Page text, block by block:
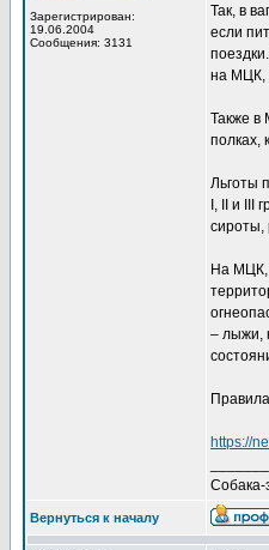
Зарегистрирован:
19.06.2004
Сообщения: 3131
Так, в
если
на МЦК,
Также в
полках,
Льготы
I, II и III
сироты,
На МЦК,
– лыжи,
https://
Собака-
Вернуться к началу